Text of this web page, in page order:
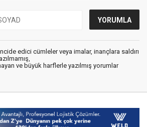
edici cümleler veya imalar, inançlara saldırı
ve büyük harflerle yazılmış yorumlar